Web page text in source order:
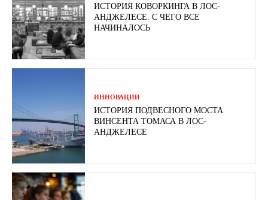
ИСТОРИЯ КОВОРКИНГА В ЛОС-
АНДЖЕЛЕСЕ. С ЧЕГО ВСЕ
НАЧИНАЛОСЬ
ИННОВАЦИИ
ИСТОРИЯ ПОДВЕСНОГО МОСТА
ВИНСЕНТА ТОМАСА В ЛОС-
АНДЖЕЛЕСЕ